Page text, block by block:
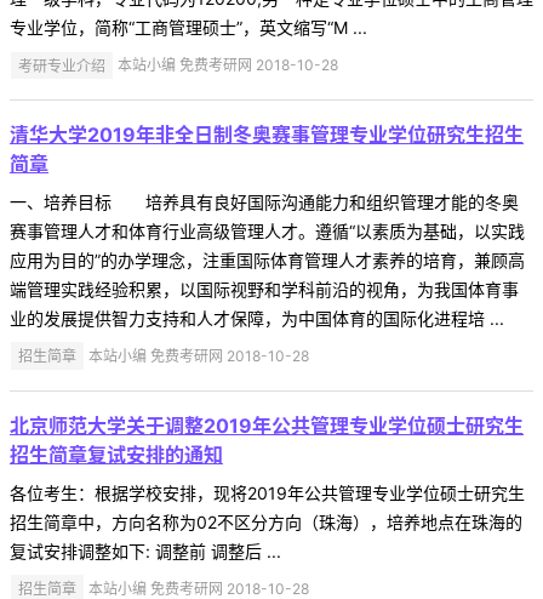
专业学位，简称“工商管理硕士”，英文缩写“M ...
考研专业介绍 本站小编 免费考研网 2018-10-28
清华大学2019年非全日制冬奥赛事管理专业学位研究生招生
简章
一、培养目标 培养具有良好国际沟通能力和组织管理才能的冬奥
赛事管理人才和体育行业高级管理人才。遵循“以素质为基础，以实践
应用为目的”的办学理念，注重国际体育管理人才素养的培育，兼顾高
端管理实践经验积累，以国际视野和学科前沿的视角，为我国体育事
业的发展提供智力支持和人才保障，为中国体育的国际化进程培 ...
招生简章 本站小编 免费考研网 2018-10-28
北京师范大学关于调整2019年公共管理专业学位硕士研究生
招生简章复试安排的通知
各位考生：根据学校安排，现将2019年公共管理专业学位硕士研究生
招生简章中，方向名称为02不区分方向（珠海），培养地点在珠海的
复试安排调整如下: 调整前 调整后 ...
招生简章 本站小编 免费考研网 2018-10-28